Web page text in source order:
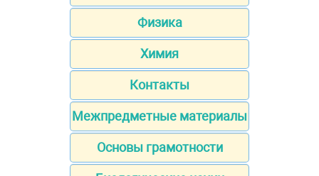
Физика
Химия
Контакты
Межпредметные материалы
Основы грамотности